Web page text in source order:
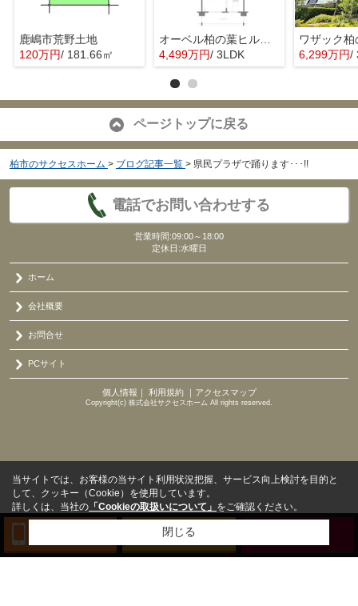
鹿嶋市荒野土地
120万円/ 181.66㎡
オーベル柏の葉ヒルズ壱番館
4,499万円/ 3LDK 6,299万円/
ページトップに戻る
柏市のサクセスホーム > ブログ記事一覧 > 県民プラザで踊ります･･･!!
電話でお問い合わせする
営業時間:09:00～18:00
定休日:水曜日
ホーム
会社概要
お問合せ
PCサイト
個人情報 利用規約｜ アクセスマップ
Copyright(c) 株式会社サクセスホーム All rights reserved.
来店予約
当サイトでは、お客様の当サイト利用状況把握、サービス向上検討を目的と
して、クッキー（Cookie）を使用しています。
詳しくは、当社の 「Cookieの取扱いについて」 をご確認ください。
閉じる